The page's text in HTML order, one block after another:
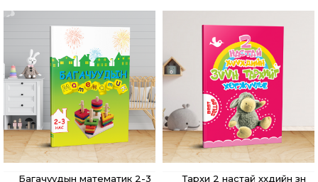
Багачуудын математик 2-3
Тархи 2 настай хүүхдийн зүүн